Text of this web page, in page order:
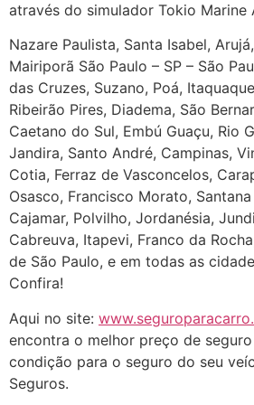
através do simulador Tokio Marine
Nazare Paulista, Santa Isabel,
Mairiporã São Paulo – SP – São
das Cruzes, Suzano, Poá,
Ribeirão Pires, Diadema, São
Caetano do Sul, Embú Guaçu, Rio
Jandira, Santo André, Campinas,
Cotia, Ferraz de Vasconcelos,
Osasco, Francisco Morato,
Cajamar, Polvilho, Jordanésia,
Cabreuva, Itapevi, Franco da
de São Paulo, e em todas as
Confira!
Aqui no site:
encontra o melhor preço de
condição para o seguro do seu
Seguros.